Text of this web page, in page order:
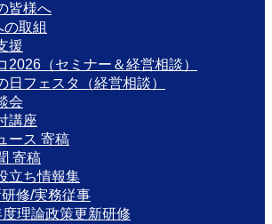
皆様へ
の取組
援
2026（セミナー＆経営相談）
日フェスタ（経営相談）
会
講座
ース 寄稿
寄稿
立ち情報集
修/実務従事
理論政策更新研修